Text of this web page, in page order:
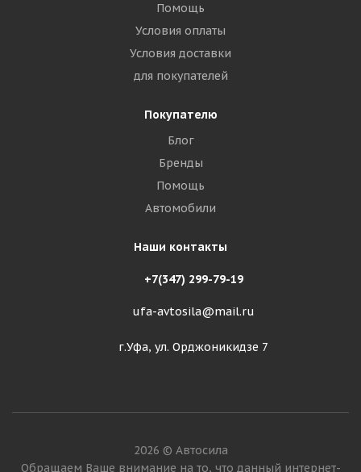
Помощь
Условия оплаты
Условия доставки
для покупателей
Покупателю
Блог
Бренды
Помощь
Автомобили
Наши контакты
+7(347) 299-79-19
ufa-avtosila@mail.ru
г.Уфа, ул. Орджоникидзе 7
2026 © Автосила
Обращаем Ваше внимание на то, что данный интернет-